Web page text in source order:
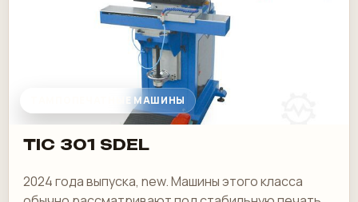
ТАМПОПЕЧАТНЫЕ МАШИНЫ
TIC 301 SDEL
2024 года выпуска, new. Машины этого класса